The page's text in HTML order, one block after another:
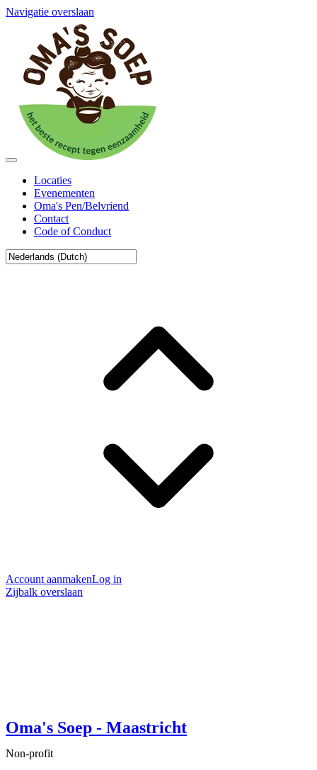
Navigatie overslaan
Locaties
Evenementen
Oma's Pen/Belvriend
Contact
Code of Conduct
Account aanmakenLog in
Zijbalk overslaan
Oma's Soep - Maastricht
Non-profit